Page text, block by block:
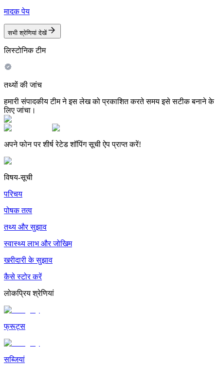
मादक पेय
सभी श्रेणियां देखें
लिस्टोनिक टीम
तथ्यों की जांच
हमारी संपादकीय टीम ने इस लेख को प्रकाशित करते समय इसे सटीक बनाने के
लिए जांचा।
अपने फोन पर शीर्ष रेटेड शॉपिंग सूची ऐप प्राप्त करें!
विषय-सूची
परिचय
पोषक तत्व
तथ्य और सुझाव
स्वास्थ्य लाभ और जोखिम
खरीदारी के सुझाव
कैसे स्टोर करें
लोकप्रिय श्रेणियां
फ्रूट्स
सब्जियां